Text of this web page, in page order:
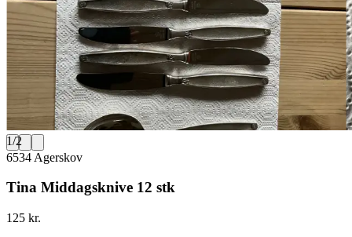
1/2
6534 Agerskov
Tina Middagsknive 12 stk
125 kr.